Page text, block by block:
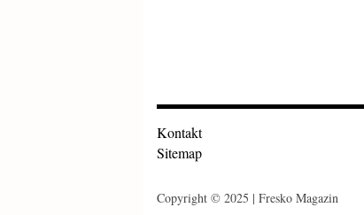
Kontakt
Sitemap
Copyright © 2025 | Fresko Magazin